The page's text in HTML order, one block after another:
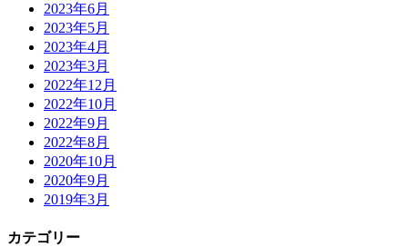
2023年6月
2023年5月
2023年4月
2023年3月
2022年12月
2022年10月
2022年9月
2022年8月
2020年10月
2020年9月
2019年3月
カテゴリー